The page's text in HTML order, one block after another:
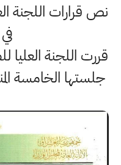
نص قرارات اللجنة
قررت اللجنة العليا
جلستها الخامسة